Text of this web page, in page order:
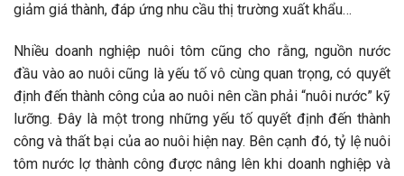
giảm giá thành, đáp ứng nhu cầu thị trường xuất khẩu…
Nhiều doanh nghiệp nuôi tôm cũng cho rằng, nguồn nước
đầu vào ao nuôi cũng là yếu tố vô cùng quan trọng, có quyết
định đến thành công của ao nuôi nên cần phải “nuôi nước” kỹ
lưỡng. Đây là một trong những yếu tố quyết định đến thành
công và thất bại của ao nuôi hiện nay. Bên cạnh đó, tỷ lệ nuôi
tôm nước lợ thành công được nâng lên khi doanh nghiệp và